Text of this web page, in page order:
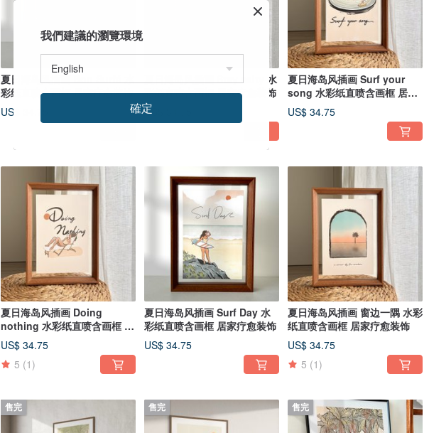
夏日海岛风插画 Bon Surfé 水
彩纸直喷含画框 居家疗愈装饰
US$ 34.75
夏日海岛风插画 Stay salty 水
彩纸直喷含画框 居家疗愈装饰
US$ 34.75
夏日海岛风插画 Surf your
song 水彩纸直喷含画框 居家
疗愈装饰
US$ 34.75
夏日海岛风插画 Doing
nothing 水彩纸直喷含画框 居
家疗愈装饰
US$ 34.75
5 (1)
夏日海岛风插画 Surf Day 水
彩纸直喷含画框 居家疗愈装饰
US$ 34.75
夏日海岛风插画 窗边一隅 水彩
纸直喷含画框 居家疗愈装饰
US$ 34.75
5 (1)
售完 售完 售完
我們建議的瀏覽環境
確定